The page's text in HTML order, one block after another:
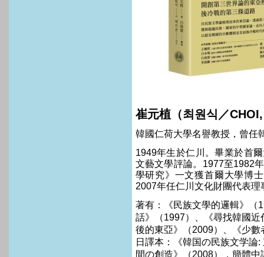
崔元植（최원식／
韓國仁荷大學名譽教授，曾任
1949年生於仁川。畢業於首
文藝文學評論。 1977至1982
學研究》一文獲首爾大學博
2007年任仁川文化財團代表理
著有： 《民族文學的邏輯》（
話》（1997）、《尋找韓國近
後的東亞》（2009）、《少數
日譯本：《韓国の民族文学論:
間の創造》（2008），簡體中